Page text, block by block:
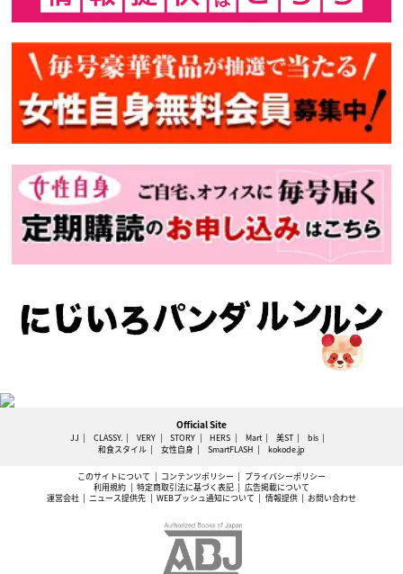
Official Site
JJ CLASSY. VERY STORY HERS Mart 美ST
bis
和食スタイル
女性自身 SmartFLASH kokode.jp
このサイトについて コンテンツポリシー
プライバシーポリシー
利用規約
特定商取引法に基づく表記
広告掲載について
運営会社
ニュース提供先 WEBプッシュ通知について 情報提供 お問い合わせ